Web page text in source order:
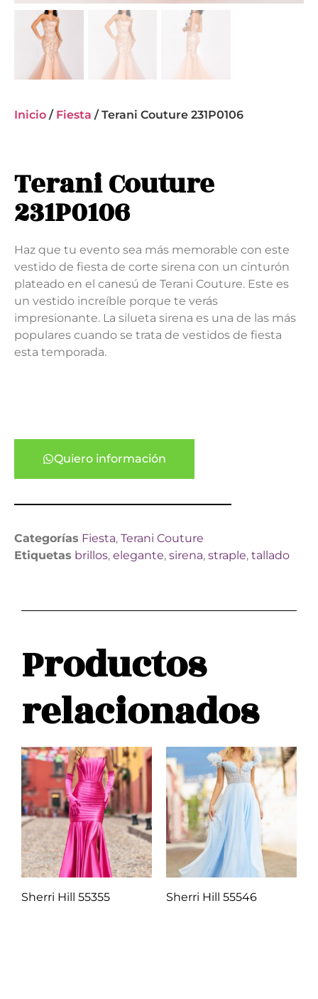
Inicio / Fiesta / Terani Couture 231P0106
Terani Couture
231P0106
Haz que tu evento sea más memorable con este
vestido de fiesta de corte sirena con un cinturón
plateado en el canesú de Terani Couture. Este es
un vestido increíble porque te verás
impresionante. La silueta sirena es una de las más
populares cuando se trata de vestidos de fiesta
esta temporada.
Quiero información
Categorías Fiesta, Terani Couture
Etiquetas brillos, elegante, sirena, straple, tallado
Productos
relacionados
Sherri Hill 55355 Sherri Hill 55546